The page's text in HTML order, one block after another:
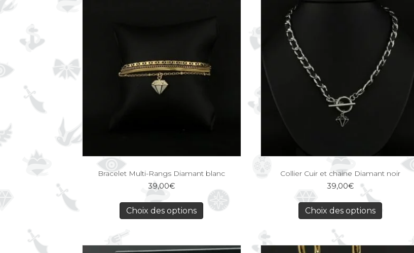
Bracelet Multi-Rangs Diamant blanc
39,00€
Choix des options
Collier Cuir et chaine Diamant noir
39,00€
Choix des options